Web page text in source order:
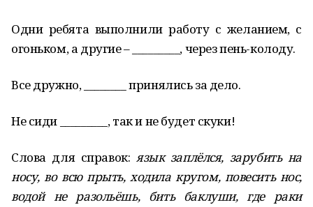
Одни ребята выполнили работу с желанием, с
огоньком, а другие – _________, через пень-колоду.
Все дружно, ________ принялись за дело.
Не сиди _________, так и не будет скуки!
Слова для справок: язык заплёлся, зарубить на
носу, во всю прыть, ходила кругом, повесить нос,
водой не разольёшь, бить баклуши, где раки